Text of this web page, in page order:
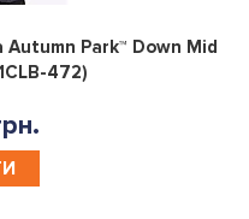
0
Autumn Park™ Down Mid
472)